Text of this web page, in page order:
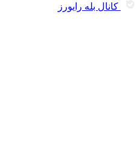
کانال بله رایورز